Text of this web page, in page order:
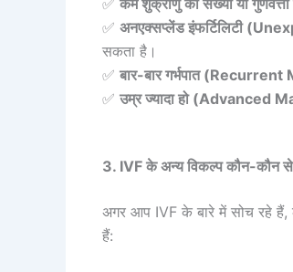
✅ कम शुक्राणु की संख्या या
✅ अनएक्सप्लेंड इंफर्टिलिटी
सकता है।
✅ बार-बार गर्भपात
✅ उम्र ज्यादा हो (Advanced
3. IVF के अन्य विकल्प कौन-कौन
अगर आप IVF के बारे में सोच रहे हैं,
हैं: